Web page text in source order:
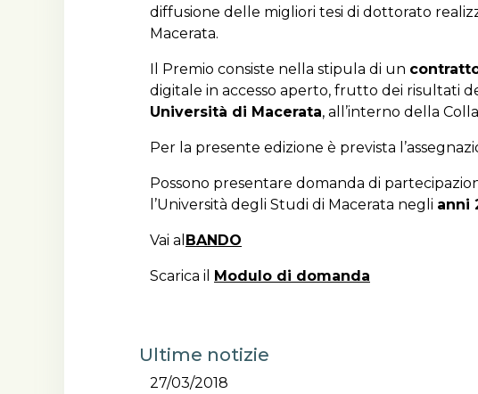
diffusione delle migliori tesi di dottorato
Macerata.
Il Premio consiste nella stipula di un
digitale in accesso aperto, frutto dei risultati
Università di Macerata, all’interno della
Per la presente edizione è prevista
Possono presentare domanda di
l’Università degli Studi di Macerata negli anni
Vai al BANDO
Scarica il Modulo di domanda
Ultime notizie
27/03/2018